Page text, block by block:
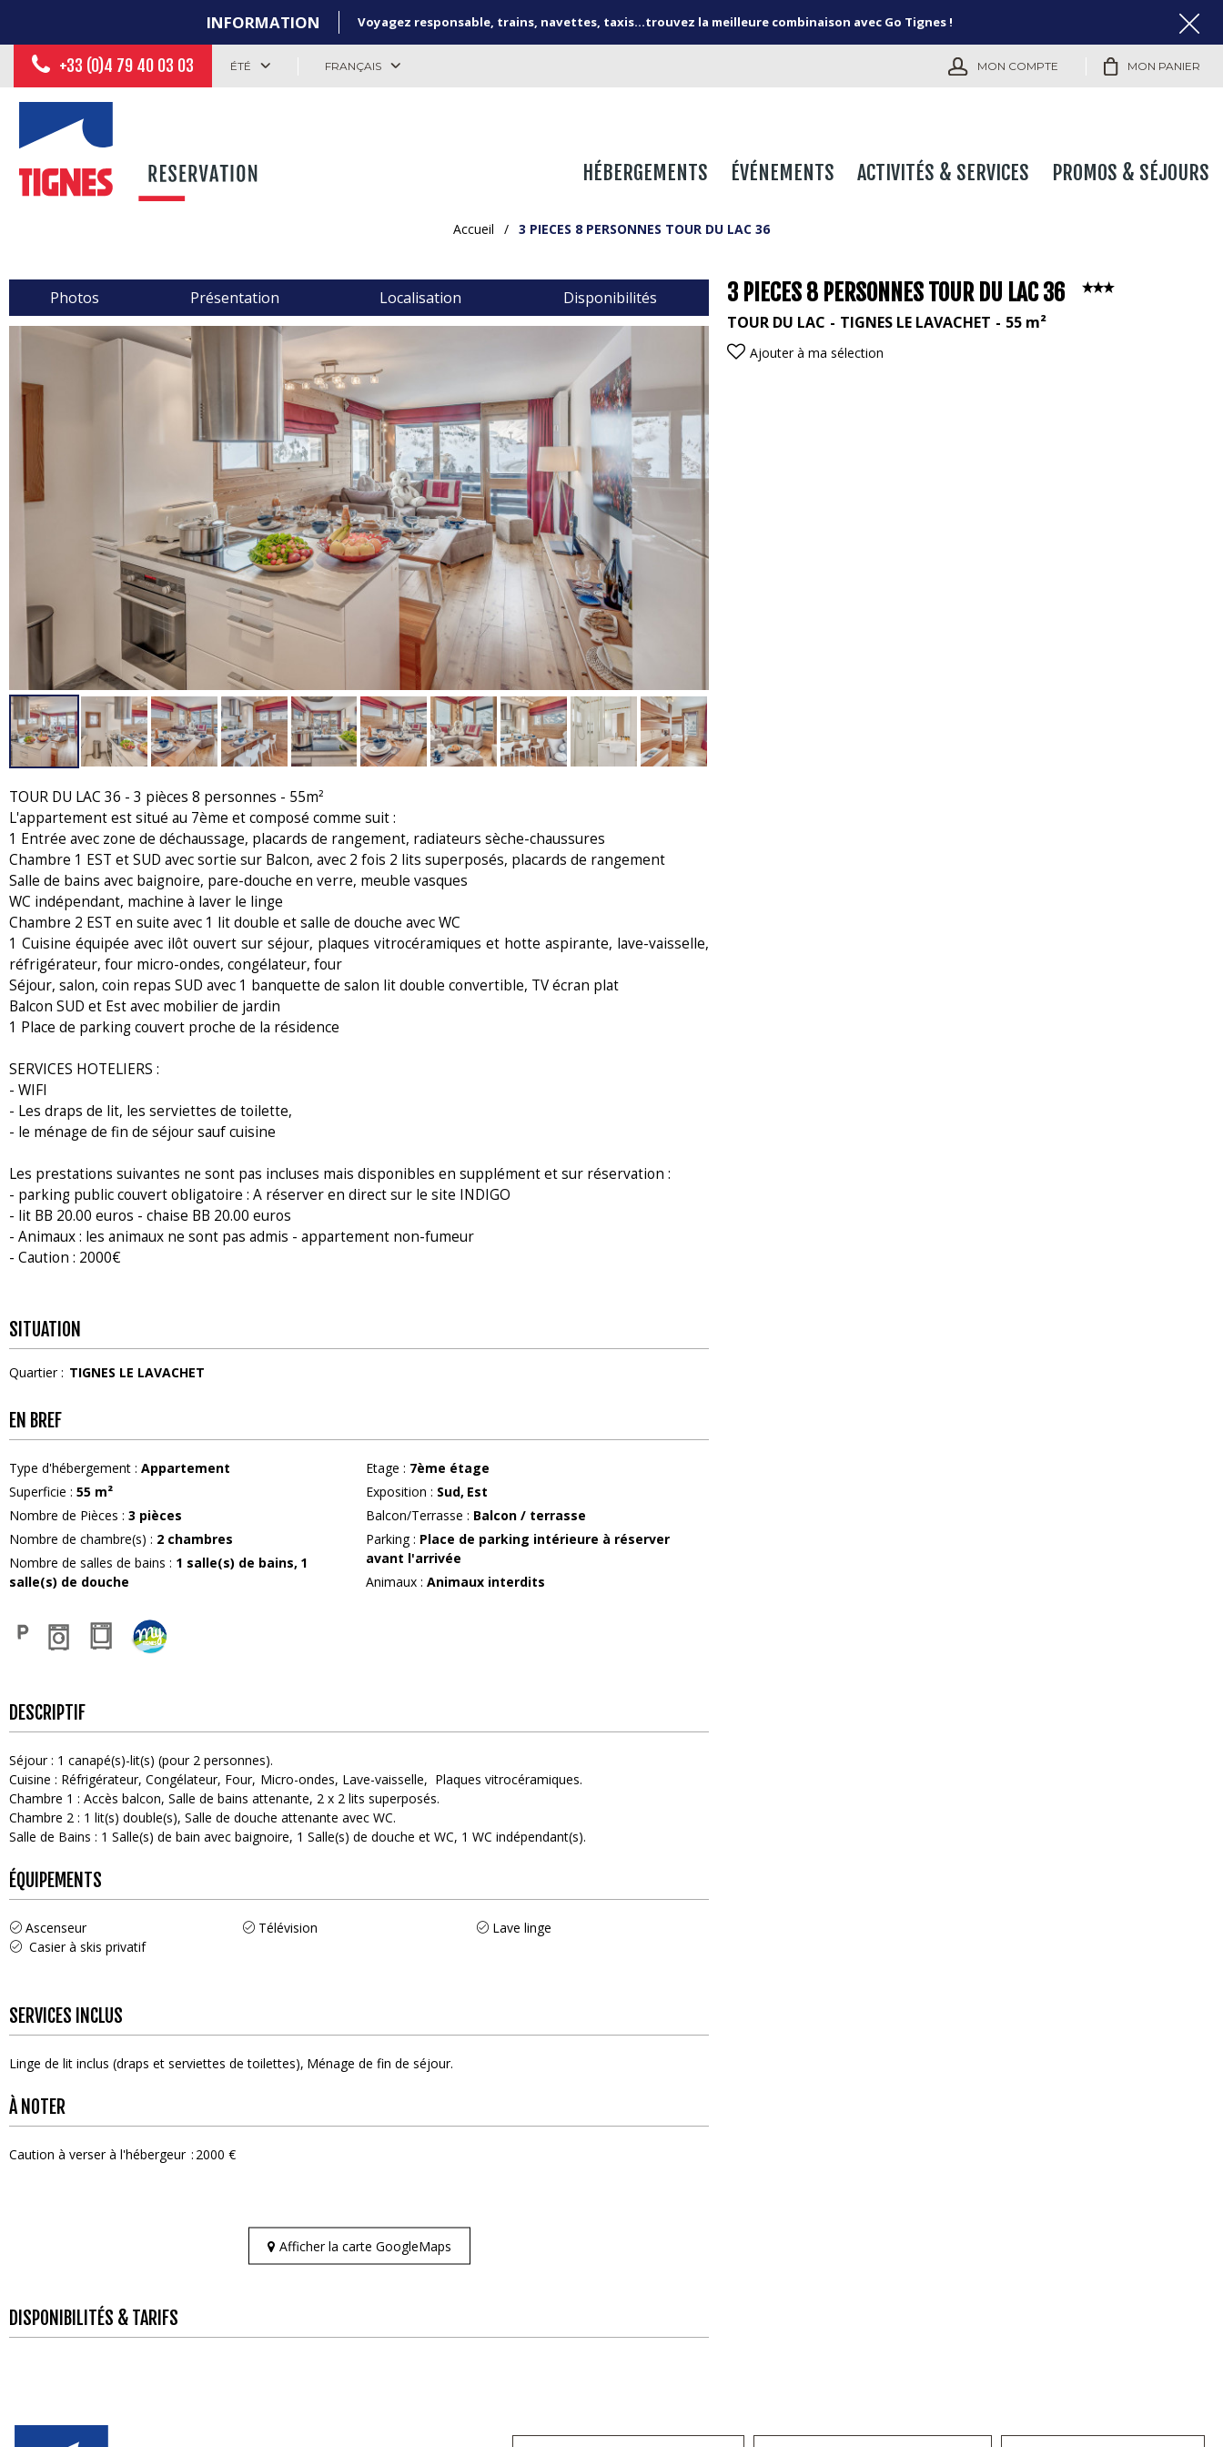
INFORMATION Voyagez responsable, trains, navettes, taxis...trouvez la meilleure combinaison avec Go Tignes !
+33 (0)4 79 40 03 03 ÉTÉ FRANÇAIS MON COMPTE MON PANIER
HÉBERGEMENTS ÉVÉNEMENTS ACTIVITÉS & SERVICES PROMOS & SÉJOURS
Accueil / 3 PIECES 8 PERSONNES TOUR DU LAC 36
Photos Présentation Localisation Disponibilités 3 PIECES 8 PERSONNES TOUR DU LAC 36
TOUR DU LAC TIGNES LE LAVACHET 55 m²
Ajouter à ma sélection
TOUR DU LAC 36 - 3 pièces 8 personnes - 55m²
L'appartement est situé au 7ème et composé comme suit :
1 Entrée avec zone de déchaussage, placards de rangement, radiateurs sèche-chaussures
Chambre 1 EST et SUD avec sortie sur Balcon, avec 2 fois 2 lits superposés, placards de rangement
Salle de bains avec baignoire, pare-douche en verre, meuble vasques
WC indépendant, machine à laver le linge
Chambre 2 EST en suite avec 1 lit double et salle de douche avec WC
1 Cuisine équipée avec ilôt ouvert sur séjour, plaques vitrocéramiques et hotte aspirante, lave-vaisselle,
réfrigérateur, four micro-ondes, congélateur, four
Séjour, salon, coin repas SUD avec 1 banquette de salon lit double convertible, TV écran plat
Balcon SUD et Est avec mobilier de jardin
1 Place de parking couvert proche de la résidence
SERVICES HOTELIERS :
- WIFI
- Les draps de lit, les serviettes de toilette,
- le ménage de fin de séjour sauf cuisine
Les prestations suivantes ne sont pas incluses mais disponibles en supplément et sur réservation :
- parking public couvert obligatoire : A réserver en direct sur le site INDIGO
- lit BB 20.00 euros - chaise BB 20.00 euros
- Animaux : les animaux ne sont pas admis - appartement non-fumeur
- Caution : 2000€
SITUATION
Quartier : TIGNES LE LAVACHET
EN BREF
Type d'hébergement : Appartement
Superficie : 55 m²
Nombre de Pièces : 3 pièces
Nombre de chambre(s) : 2 chambres
Nombre de salles de bains : 1 salle(s) de bains 1
salle(s) de douche
Etage : 7ème étage
Exposition : Sud Est
Balcon/Terrasse : Balcon / terrasse
Parking: Place de parking intérieure à réserver
avant l'arrivée
Animaux : Animaux interdits
DESCRIPTIF
Séjour: 1 canapé(s)-lit(s) (pour 2 personnes)
Cuisine : Réfrigérateur Congélateur Four Micro-ondes Lave-vaisselle
Plaques vitrocéramiques
Chambre 1 : Accès balcon Salle de bains attenante 2 x 2 lits superposés
Chambre 2 : 1 lit(s) double(s) Salle de douche attenante avec WC
Salle de Bains : 1 Salle(s) de bain avec baignoire 1 Salle(s) de douche et WC 1 WC indépendant(s)
ÉQUIPEMENTS
Ascenseur Télévision
Lave linge
Casier à skis privatif
SERVICES INCLUS
Linge de lit inclus (draps et serviettes de toilettes) Ménage de fin de séjour
À NOTER
Caution à verser à l'hébergeur 2000 €
Afficher la carte GoogleMaps
DISPONIBILITÉS & TARIFS